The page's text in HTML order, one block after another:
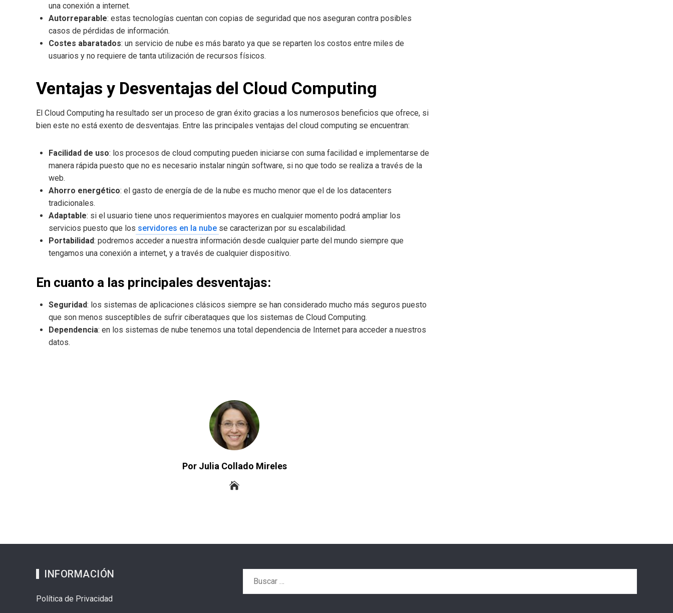
una conexión a internet.
Autorreparable: estas tecnologías cuentan con copias de seguridad que nos aseguran contra posibles
casos de pérdidas de información.
Costes abaratados: un servicio de nube es más barato ya que se reparten los costos entre miles de
usuarios y no requiere de tanta utilización de recursos físicos.
Ventajas y Desventajas del Cloud Computing
El Cloud Computing ha resultado ser un proceso de gran éxito gracias a los numerosos beneficios que ofrece, si
bien este no está exento de desventajas. Entre las principales ventajas del cloud computing se encuentran:
Facilidad de uso: los procesos de cloud computing pueden iniciarse con suma facilidad e implementarse de
manera rápida puesto que no es necesario instalar ningún software, si no que todo se realiza a través de la
web.
Ahorro energético: el gasto de energía de de la nube es mucho menor que el de los datacenters
tradicionales.
Adaptable: si el usuario tiene unos requerimientos mayores en cualquier momento podrá ampliar los
servicios puesto que los servidores en la nube se caracterizan por su escalabilidad.
Portabilidad: podremos acceder a nuestra información desde cualquier parte del mundo siempre que
tengamos una conexión a internet, y a través de cualquier dispositivo.
En cuanto a las principales desventajas:
Seguridad: los sistemas de aplicaciones clásicos siempre se han considerado mucho más seguros puesto
que son menos susceptibles de sufrir ciberataques que los sistemas de Cloud Computing.
Dependencia: en los sistemas de nube tenemos una total dependencia de Internet para acceder a nuestros
datos.
Por Julia Collado Mireles
INFORMACIÓN
Política de Privacidad